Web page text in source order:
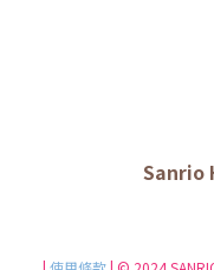
Sanrio